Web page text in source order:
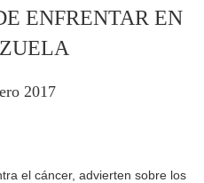
ENFRENTAR EN
2017
el cáncer, advierten sobre los